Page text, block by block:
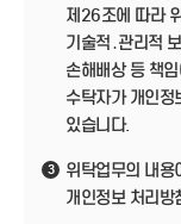
제26조에 따라
기술적․관리적
손해배상 등 책
수탁자가 개인정
있습니다.
3
위탁업무의 내용
개인정보 처리방